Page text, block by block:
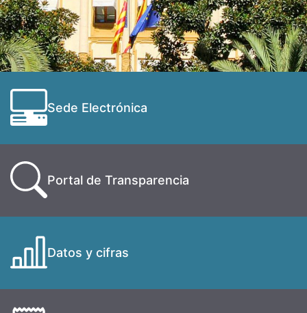
Sede Electrónica
Portal de Transparencia
Datos y cifras